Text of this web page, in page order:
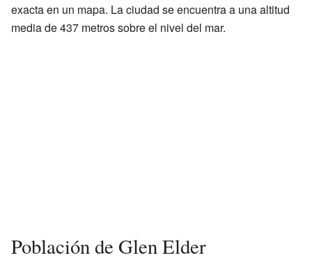
exacta en un mapa. La ciudad se encuentra a una altitud
media de 437 metros sobre el nivel del mar.
Población de Glen Elder